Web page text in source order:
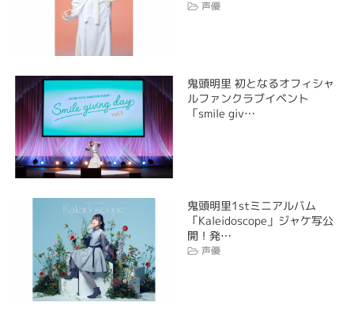
声優
鬼頭明里 初となるオフィシャ
ルファンクラブイベント
「smile giv…
鬼頭明里1stミニアルバム
「Kaleidoscope」ジャケ写公
開！発…
声優